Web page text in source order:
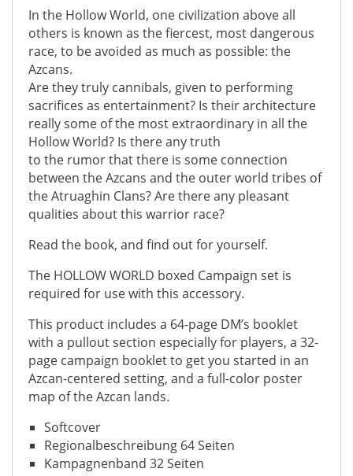
In the Hollow World, one civilization above all
others is known as the fiercest, most dangerous
race, to be avoided as much as possible: the
Azcans.
Are they truly cannibals, given to performing
sacrifices as entertainment? Is their architecture
really some of the most extraordinary in all the
Hollow World? Is there any truth
to the rumor that there is some connection
between the Azcans and the outer world tribes of
the Atruaghin Clans? Are there any pleasant
qualities about this warrior race?
Read the book, and find out for yourself.
The HOLLOW WORLD boxed Campaign set is
required for use with this accessory.
This product includes a 64-page DM’s booklet
with a pullout section especially for players, a 32-
page campaign booklet to get you started in an
Azcan-centered setting, and a full-color poster
map of the Azcan lands.
Softcover
Regionalbeschreibung 64 Seiten
Kampagnenband 32 Seiten